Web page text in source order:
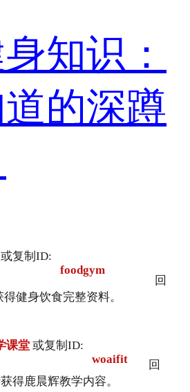
知识：
的深蹲
或复制ID:
foodgym
回
得健身饮食完整资料。
课堂 或复制ID:
woaifit
回
得鹿晨辉教学内容。